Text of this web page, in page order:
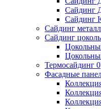
Сайдинг
Сайдинг
Сайдинг
Сайдинг
Термосайдинг 0
Фасадные